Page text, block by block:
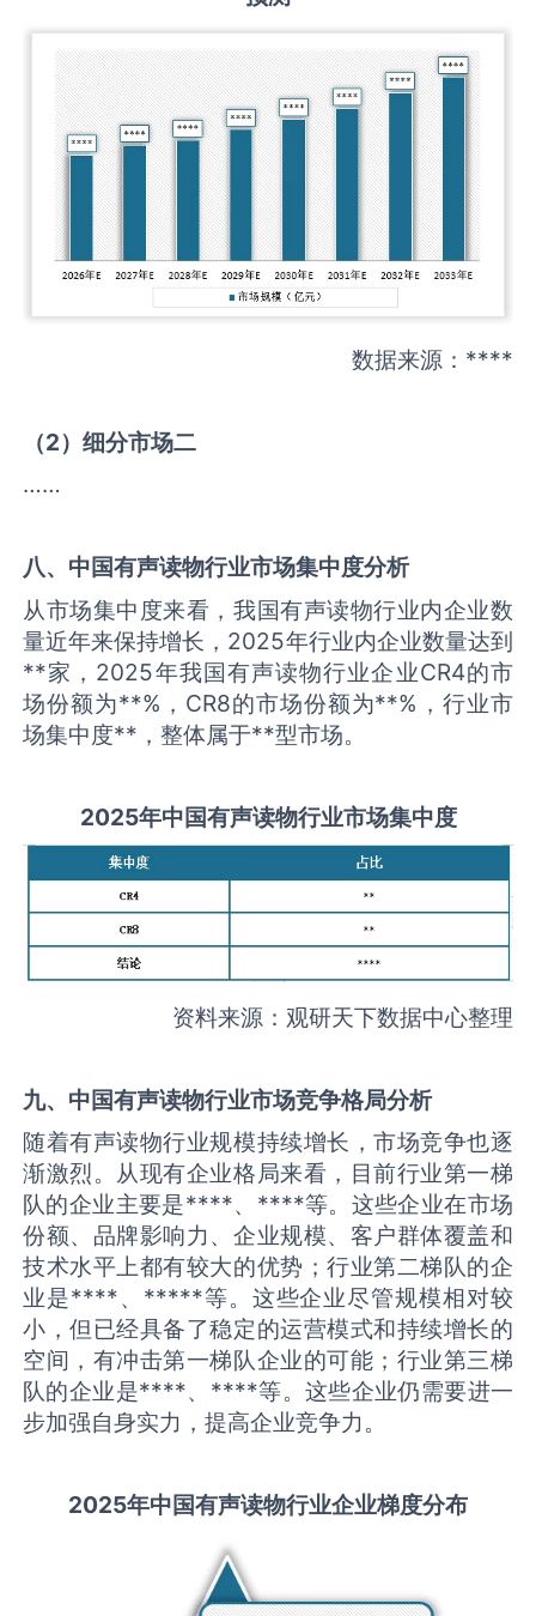
数据来源：****
（2）细分市场二
……
八、中国有声读物行业市场集中度分析
从市场集中度来看，我国有声读物行业内企业数
量近年来保持增长，2025年行业内企业数量达到
**家，2025年我国有声读物行业企业CR4的市
场份额为**%，CR8的市场份额为**%，行业市
场集中度**，整体属于**型市场。
2025年中国有声读物行业市场集中度
资料来源：观研天下数据中心整理
九、中国有声读物行业市场竞争格局分析
随着有声读物行业规模持续增长，市场竞争也逐
渐激烈。从现有企业格局来看，目前行业第一梯
队的企业主要是****、****等。这些企业在市场
份额、品牌影响力、企业规模、客户群体覆盖和
技术水平上都有较大的优势；行业第二梯队的企
业是****、*****等。这些企业尽管规模相对较
小，但已经具备了稳定的运营模式和持续增长的
空间，有冲击第一梯队企业的可能；行业第三梯
队的企业是****、****等。这些企业仍需要进一
步加强自身实力，提高企业竞争力。
2025年中国有声读物行业企业梯度分布